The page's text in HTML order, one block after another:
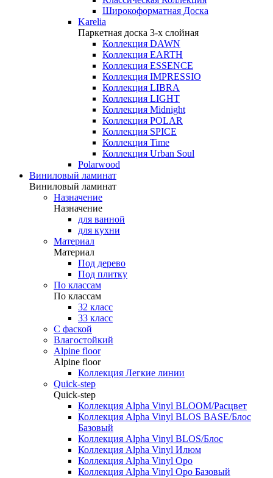
Широкоформатная Доска
Karelia
Паркетная доска 3-х слойная
Коллекция DAWN
Коллекция EARTH
Коллекция ESSENCE
Коллекция IMPRESSIO
Коллекция LIBRA
Коллекция LIGHT
Коллекция Midnight
Коллекция POLAR
Коллекция SPICE
Коллекция Time
Коллекция Urban Soul
Polarwood
Виниловый ламинат
Виниловый ламинат
Назначение
Назначение
для ванной
для кухни
Материал
Материал
Под дерево
Под плитку
По классам
По классам
32 класс
33 класс
С фаской
Влагостойкий
Alpine floor
Alpine floor
Коллекция Легкие линии
Quick-step
Quick-step
Коллекция Alpha Vinyl BLOOM/Расцвет
Коллекция Alpha Vinyl BLOS BASE/Блос
Базовый
Коллекция Alpha Vinyl BLOS/Блос
Коллекция Alpha Vinyl Илюм
Коллекция Alpha Vinyl Оро
Коллекция Alpha Vinyl Оро Базовый